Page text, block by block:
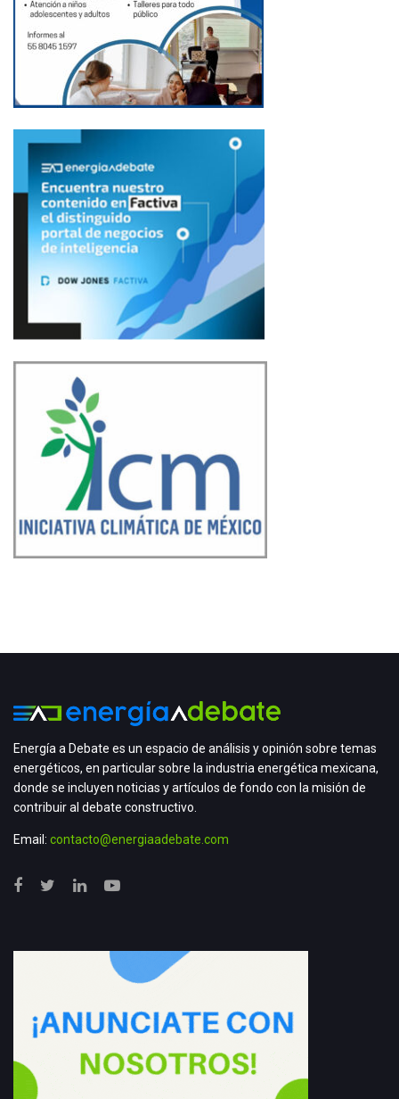
Energía a Debate es un espacio de análisis y opinión sobre temas
energéticos, en particular sobre la industria energética mexicana,
donde se incluyen noticias y artículos de fondo con la misión de
contribuir al debate constructivo.
Email: contacto@energiaadebate.com